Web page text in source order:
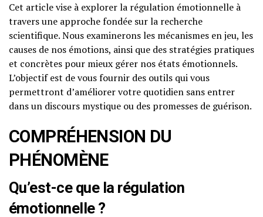
Cet article vise à explorer la régulation émotionnelle à
travers une approche fondée sur la recherche
scientifique. Nous examinerons les mécanismes en jeu, les
causes de nos émotions, ainsi que des stratégies pratiques
et concrètes pour mieux gérer nos états émotionnels.
L’objectif est de vous fournir des outils qui vous
permettront d’améliorer votre quotidien sans entrer
dans un discours mystique ou des promesses de guérison.
COMPRÉHENSION DU
PHÉNOMÈNE
Qu’est-ce que la régulation
émotionnelle ?